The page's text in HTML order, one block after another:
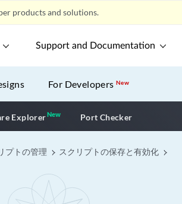
products and solutions.
Support and Documentation
For DevelopersNew
ExplorerNewNew application
Port Checker
プトの管理 スクリプトの保存と有効化